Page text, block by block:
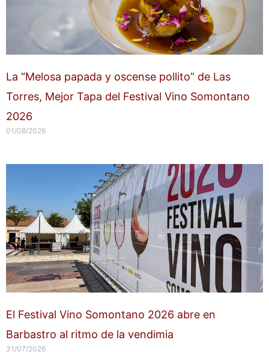
La “Melosa papada y oscense pollito” de Las
Torres, Mejor Tapa del Festival Vino Somontano
2026
01/08/2026
El Festival Vino Somontano 2026 abre en
Barbastro al ritmo de la vendimia
31/07/2026